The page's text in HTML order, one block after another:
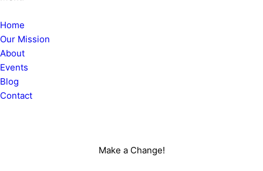
Home
Our Mission
About
Events
Blog
Contact
Make a Change!